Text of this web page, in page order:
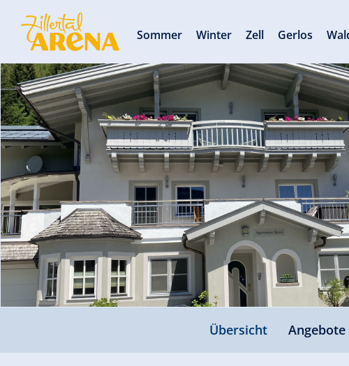
Übersicht Angebote
Sommer Winter Zell Gerlos